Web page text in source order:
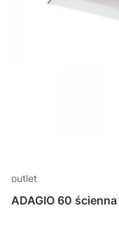
outlet